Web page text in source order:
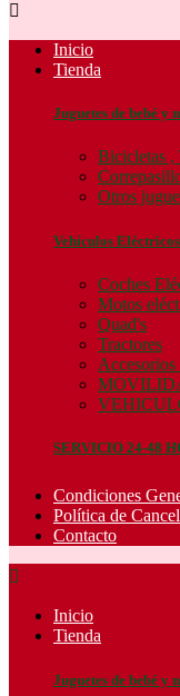

Inicio
Tienda
Juguetes de bebé y
Bicicletas ,
Otros
Vehículos
Coches
Motos
Quad's
Tractores
SERVICIO 24-48
Condiciones
Política de
Contacto

Inicio
Tienda
Juguetes de bebé y